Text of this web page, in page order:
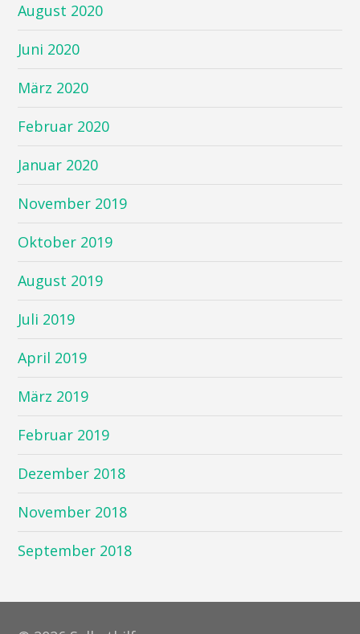
August 2020
Juni 2020
März 2020
Februar 2020
Januar 2020
November 2019
Oktober 2019
August 2019
Juli 2019
April 2019
März 2019
Februar 2019
Dezember 2018
November 2018
September 2018